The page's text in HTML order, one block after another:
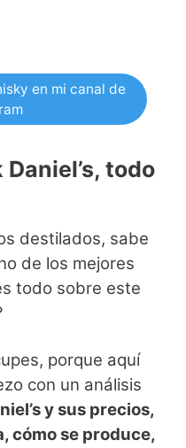
en mi canal de
todo
destilados, sabe
de los mejores
todo sobre este
porque aquí
con un análisis
y sus precios,
cómo se produce,